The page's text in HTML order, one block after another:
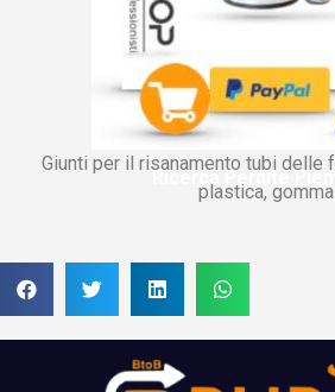
Giunti per il risanamento tubi delle
plastica, gomma
Ricerca Perdite